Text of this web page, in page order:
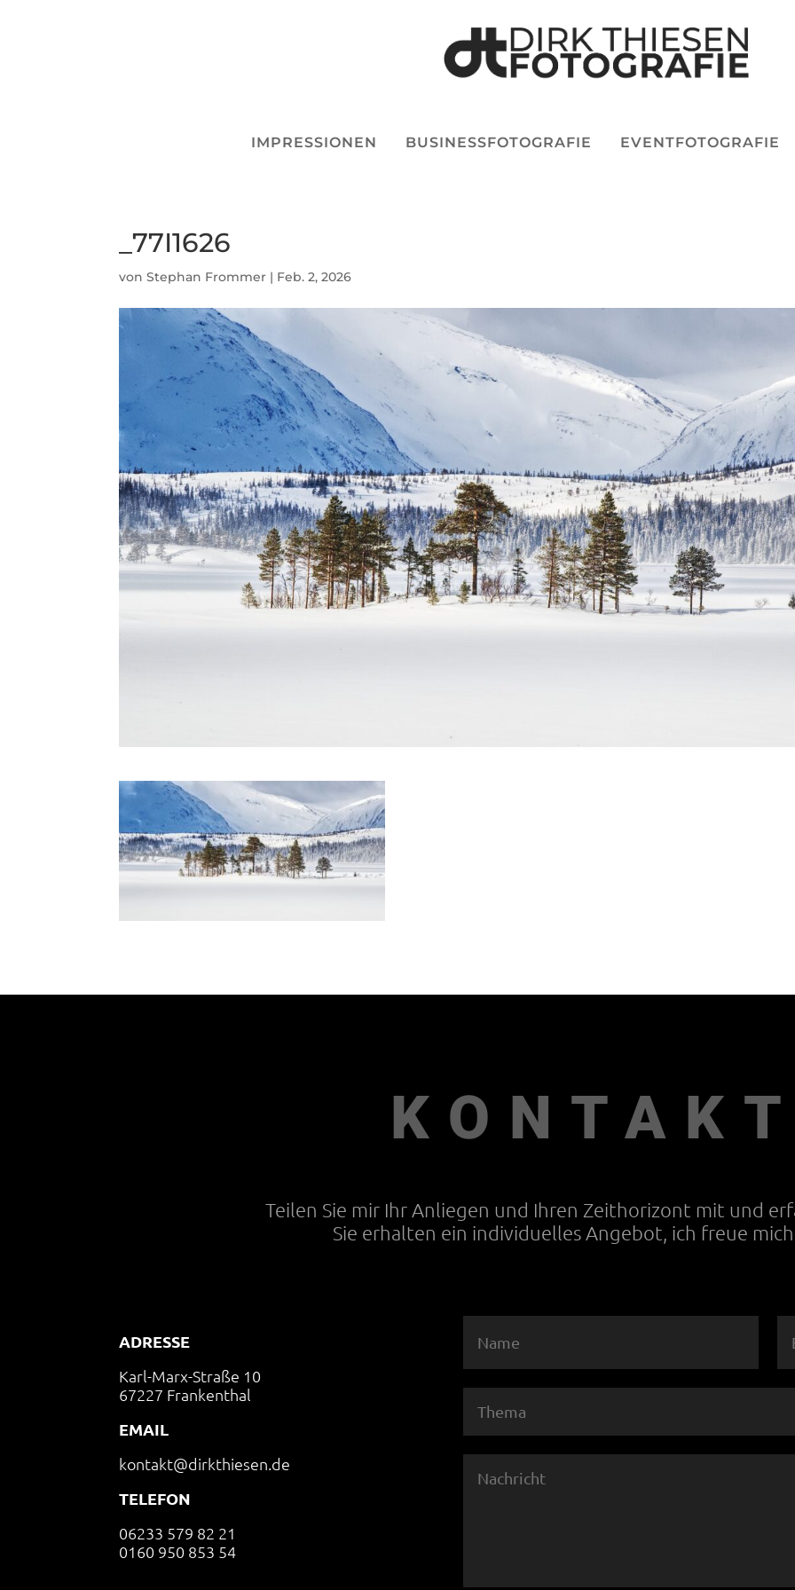
IMPRESSIONEN BUSINESSFOTOGRAFIE EVENTFOTOGRAFIE
_77I1626
vonStephan Frommer | Feb. 2, 2026
Teilen Sie mir Ihr Anliegen und Ihren Zeithorizont mit und
Sie erhalten ein individuelles Angebot, ich freue mich
ADRESSE
Karl-Marx-Straße 10
67227 Frankenthal
EMAIL
kontakt@dirkthiesen.de
TELEFON
06233 579 82 21
0160 950 853 54